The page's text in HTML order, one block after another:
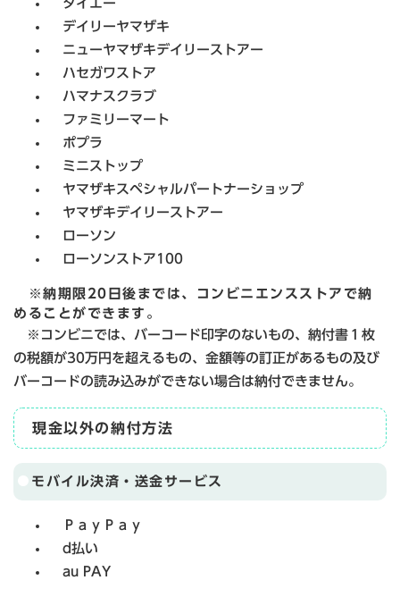
タイエー
デイリーヤマザキ
ニューヤマザキデイリーストアー
ハセガワストア
ハマナスクラブ
ファミリーマート
ポプラ
ミニストップ
ヤマザキスペシャルパートナーショップ
ヤマザキデイリーストアー
ローソン
ローソンストア100
※納期限20日後までは、コンビニエンスストアで納
めることができます。
※コンビニでは、バーコード印字のないもの、納付書１枚
の税額が30万円を超えるもの、金額等の訂正があるもの及び
バーコードの読み込みができない場合は納付できません。
現金以外の納付方法
モバイル決済・送金サービス
ＰａｙＰａｙ
d払い
au PAY